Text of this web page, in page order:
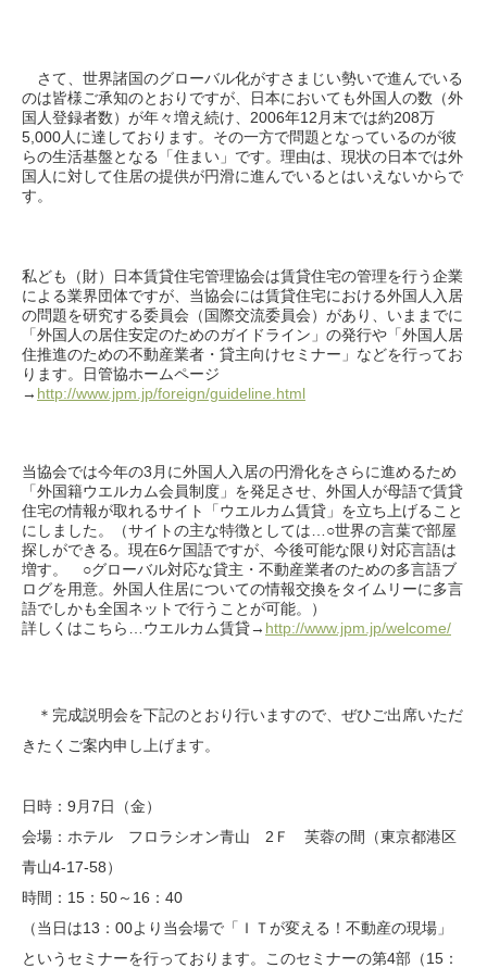
さて、世界諸国のグローバル化がすさまじい勢いで進んでいる
のは皆様ご承知のとおりですが、日本においても外国人の数（外
国人登録者数）が年々増え続け、2006年12月末では約208万
5,000人に達しております。その一方で問題となっているのが彼
らの生活基盤となる「住まい」です。理由は、現状の日本では外
国人に対して住居の提供が円滑に進んでいるとはいえないからで
す。
私ども（財）日本賃貸住宅管理協会は賃貸住宅の管理を行う企業
による業界団体ですが、当協会には賃貸住宅における外国人入居
の問題を研究する委員会（国際交流委員会）があり、いままでに
「外国人の居住安定のためのガイドライン」の発行や「外国人居
住推進のための不動産業者・貸主向けセミナー」などを行ってお
ります。日管協ホームページ
→ http://www.jpm.jp/foreign/guideline.html
当協会では今年の3月に外国人入居の円滑化をさらに進めるため
「外国籍ウエルカム会員制度」を発足させ、外国人が母語で賃貸
住宅の情報が取れるサイト「ウエルカム賃貸」を立ち上げること
にしました。（サイトの主な特徴としては…○世界の言葉で部屋
探しができる。現在6ケ国語ですが、今後可能な限り対応言語は
増す。 ○グローバル対応な貸主・不動産業者のための多言語ブ
ログを用意。外国人住居についての情報交換をタイムリーに多言
語でしかも全国ネットで行うことが可能。）
詳しくはこちら…ウエルカム賃貸→ http://www.jpm.jp/welcome/
＊完成説明会を下記のとおり行いますので、ぜひご出席いただ
きたくご案内申し上げます。
日時：9月7日（金）
会場：ホテル フロラシオン青山 2Ｆ 芙蓉の間（東京都港区
青山4-17-58）
時間：15：50～16：40
（当日は13：00より当会場で「ＩＴが変える！不動産の現場」
というセミナーを行っております。このセミナーの第4部（15：